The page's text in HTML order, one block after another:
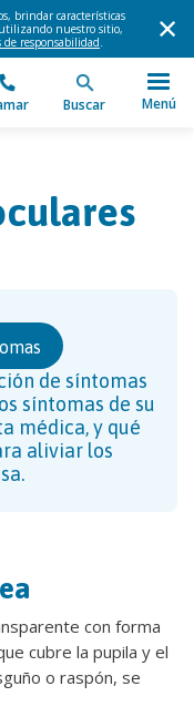
brindar características
nuestro sitio,
de responsabilidad.
Buscar Menú
de síntomas
síntomas de su
médica, y qué
aliviar los
con forma
cubre la pupila y el
o raspón, se